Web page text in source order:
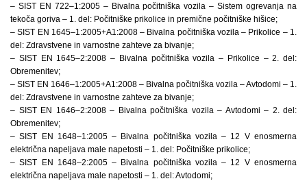
– SIST EN 722–1:2005 – Bivalna počitniška vozila – Sistem ogrevanja na
tekoča goriva – 1. del: Počitniške prikolice in premične počitniške hišice;
– SIST EN 1645–1:2005+A1:2008 – Bivalna počitniška vozila – Prikolice – 1.
del: Zdravstvene in varnostne zahteve za bivanje;
– SIST EN 1645–2:2008 – Bivalna počitniška vozila – Prikolice – 2. del:
Obremenitev;
– SIST EN 1646–1:2005+A1:2008 – Bivalna počitniška vozila – Avtodomi – 1.
del: Zdravstvene in varnostne zahteve za bivanje;
– SIST EN 1646–2:2008 – Bivalna počitniška vozila – Avtodomi – 2. del:
Obremenitev;
– SIST EN 1648–1:2005 – Bivalna počitniška vozila – 12 V enosmerna
električna napeljava male napetosti – 1. del: Počitniške prikolice;
– SIST EN 1648–2:2005 – Bivalna počitniška vozila – 12 V enosmerna
električna napeljava male napetosti – 1. del: Avtodomi;